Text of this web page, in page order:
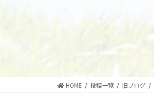
HOME 投稿一覧 旧ブログ